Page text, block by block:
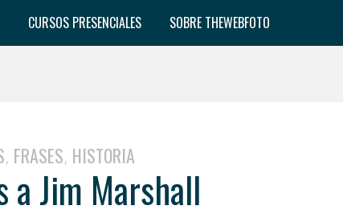
CURSOS PRESENCIALES SOBRE THEWEBFOTO
, FRASES, HISTORIA
a Jim Marshall